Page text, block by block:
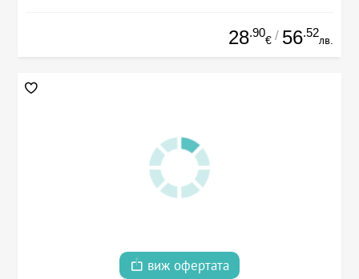
28.90
€ / 56.52
лв.
виж офертата